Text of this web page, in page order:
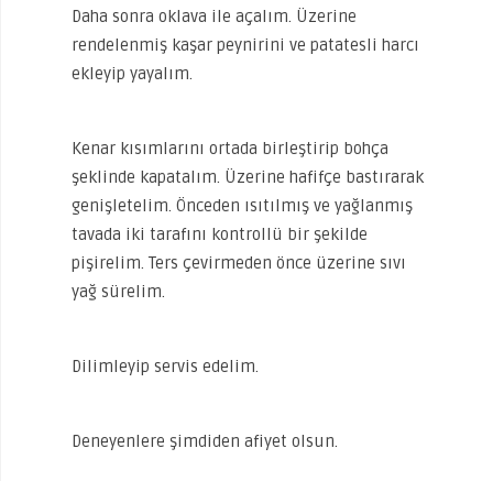
Daha sonra oklava ile açalım. Üzerine
rendelenmiş kaşar peynirini ve patatesli harcı
ekleyip yayalım.
Kenar kısımlarını ortada birleştirip bohça
şeklinde kapatalım. Üzerine hafifçe bastırarak
genişletelim. Önceden ısıtılmış ve yağlanmış
tavada iki tarafını kontrollü bir şekilde
pişirelim. Ters çevirmeden önce üzerine sıvı
yağ sürelim.
Dilimleyip servis edelim.
Deneyenlere şimdiden afiyet olsun.